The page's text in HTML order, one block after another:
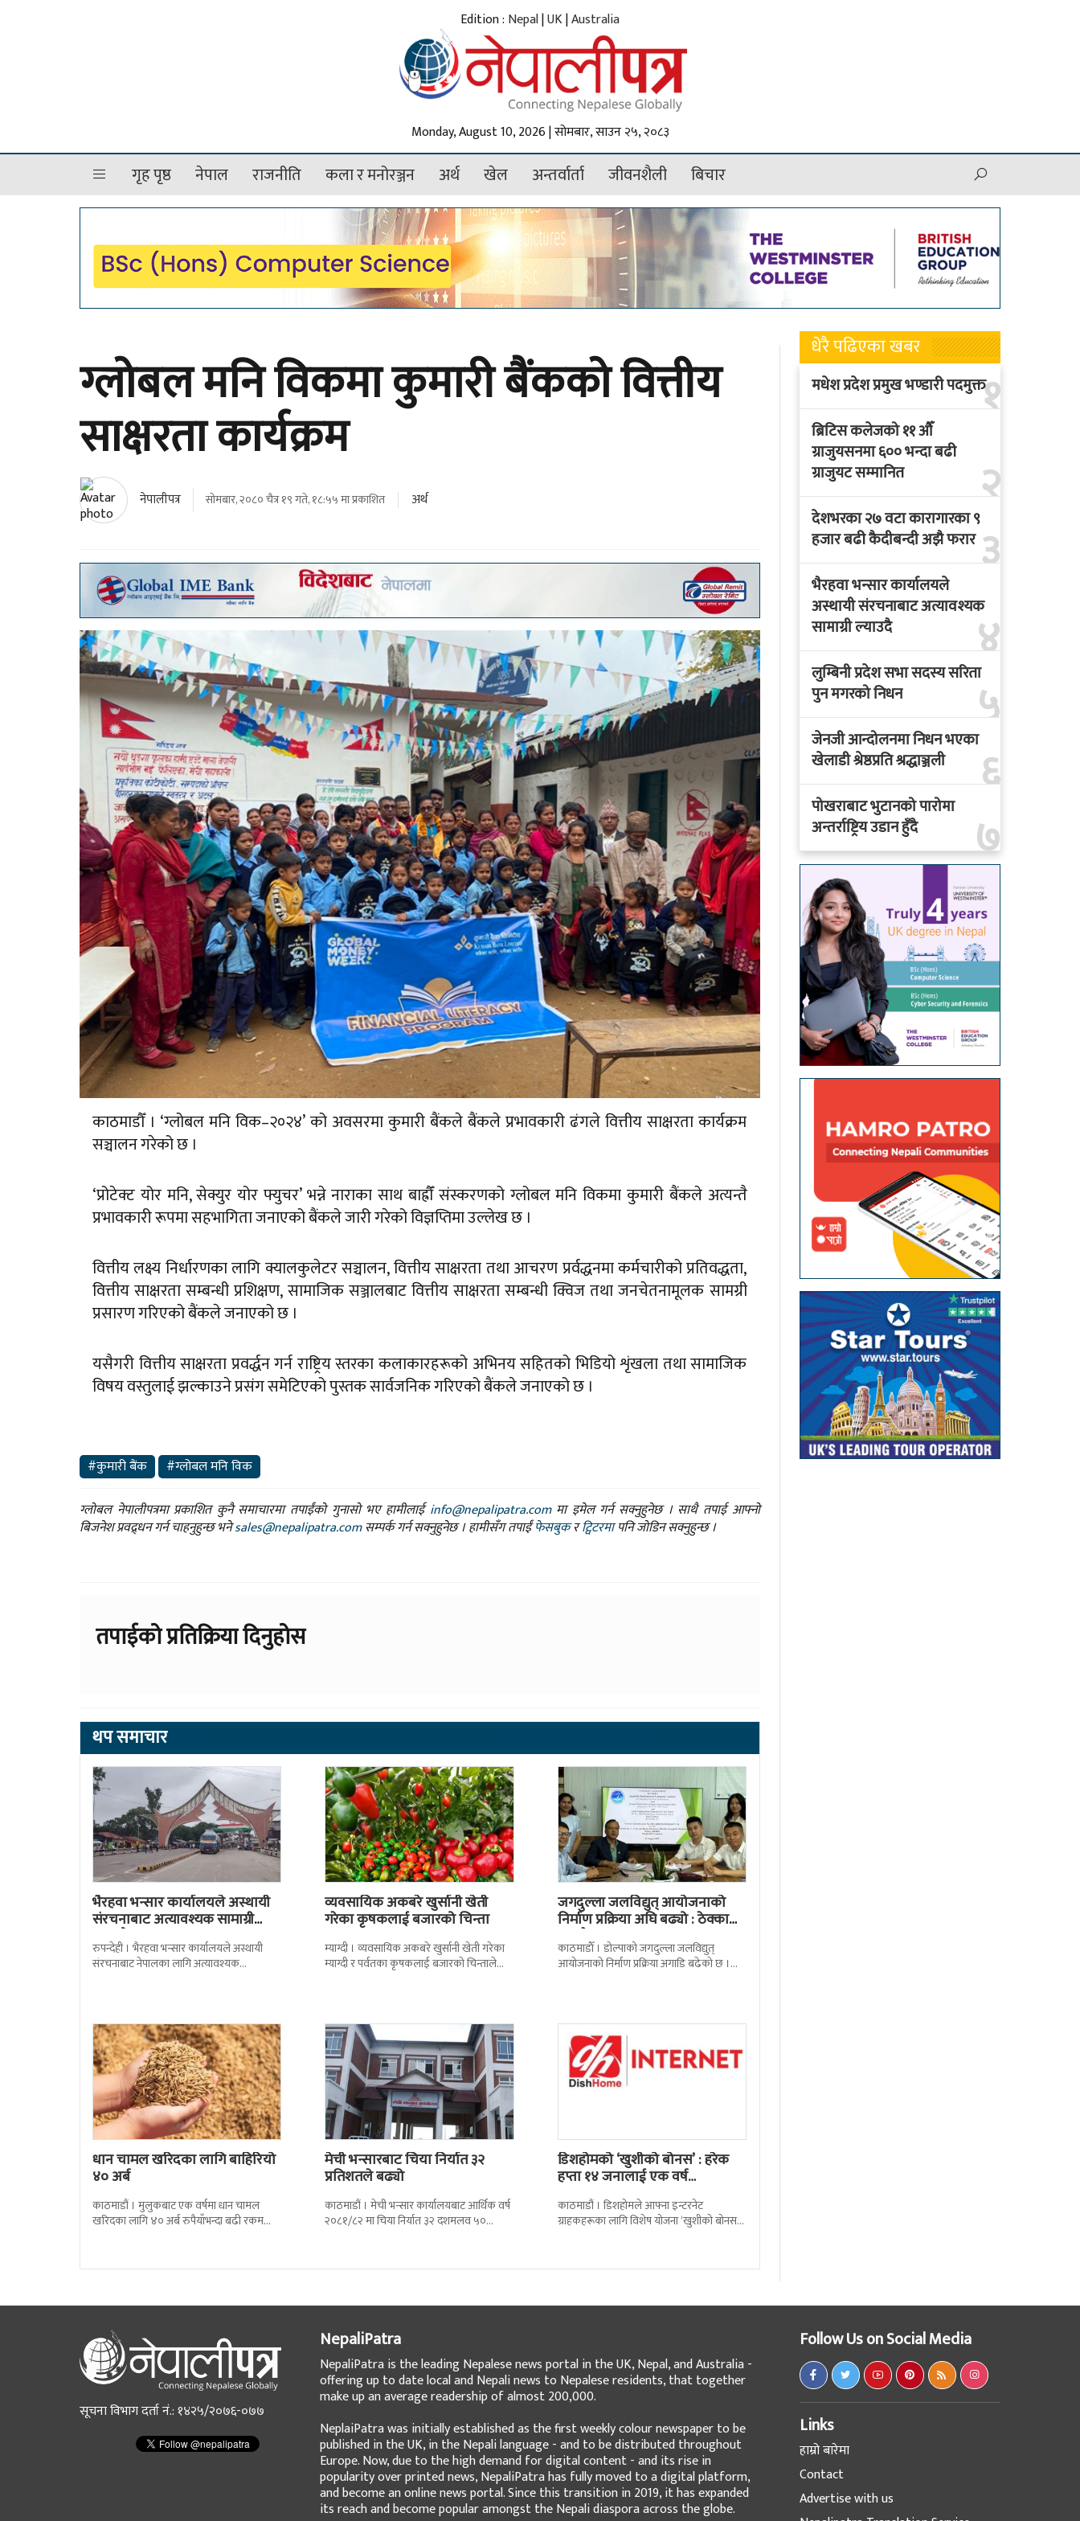
Edition : Nepal|UK|Australia
Monday, August 10, 2026 | सोमबार, साउन २५, २०८३
गृह पृष्ठ नेपाल राजनीति कला र मनोरञ्जन अर्थ खेल अन्तर्वार्ता जीवनशैली बिचार
ग्लोबल मनि विकमा कुमारी बैंकको वित्तीय
साक्षरता कार्यक्रम
नेपालीपत्र सोमबार, २०८० चैत्र १९ गते, १८:५५ मा प्रकाशित अर्थ
काठमाडौँ । ‘ग्लोबल मनि विक–२०२४’ को अवसरमा कुमारी बैंकले बैंकले प्रभावकारी ढंगले वित्तीय साक्षरता कार्यक्रम
सञ्चालन गरेको छ ।
‘प्रोटेक्ट योर मनि, सेक्युर योर फ्युचर’ भन्ने नाराका साथ बाह्रौँं संस्करणको ग्लोबल मनि विकमा कुमारी बैंकले अत्यन्तै
प्रभावकारी रूपमा सहभागिता जनाएको बैंकले जारी गरेको विज्ञप्तिमा उल्लेख छ ।
वित्तीय लक्ष्य निर्धारणका लागि क्यालकुलेटर सञ्चालन, वित्तीय साक्षरता तथा आचरण प्रर्वद्धनमा कर्मचारीको प्रतिवद्धता,
वित्तीय साक्षरता सम्बन्धी प्रशिक्षण, सामाजिक सञ्जालबाट वित्तीय साक्षरता सम्बन्धी क्विज तथा जनचेतनामूलक सामग्री
प्रसारण गरिएको बैंकले जनाएको छ ।
यसैगरी वित्तीय साक्षरता प्रवर्द्धन गर्न राष्ट्रिय स्तरका कलाकारहरूको अभिनय सहितको भिडियो शृंखला तथा सामाजिक
विषय वस्तुलाई झल्काउने प्रसंग समेटिएको पुस्तक सार्वजनिक गरिएको बैंकले जनाएको छ ।
#कुमारी बैंक
#ग्लोबल मनि विक
ग्लोबल नेपालीपत्रमा प्रकाशित कुनै समाचारमा तपाईंको गुनासो भए हामीलाईinfo@nepalipatra.comमा इमेल गर्न सक्नुहुनेछ । साथै तपाई आफ्नो
बिजनेश प्रवद्र्धन गर्न चाहनुहुन्छ भनेsales@nepalipatra.comसम्पर्क गर्न सक्नुहुनेछ । हामीसँग तपाईंफेसबुकरट्विटरमापनि जोडिन सक्नुहुन्छ ।
तपाईको प्रतिक्रिया दिनुहोस
थप समाचार
भैरहवा भन्सार कार्यालयले अस्थायी
संरचनाबाट अत्यावश्यक सामाग्री
ल्याउदै
रुपन्देही । भैरहवा भन्सार कार्यालयले अस्थायी
संरचनाबाट नेपालका लागि अत्यावश्यक
व्यवसायिक अकबरे खुर्सानी खेती
गरेका कृषकलाई बजारको चिन्ता
म्याग्दी । व्यवसायिक अकबरे खुर्सानी खेती गरेका
म्याग्दी र पर्वतका कृषकलाई बजारको चिन्ताले
जगदुल्ला जलविद्युत् आयोजनाको
निर्माण प्रक्रिया अघि बढ्यो : ठेक्का
सम्झौतामा…
काठमाडाैँ । डोल्पाको जगदुल्ला जलविद्युत्
आयोजनाको निर्माण प्रक्रिया अगाडि बढेको छ ।
धान चामल खरिदका लागि बाहिरियो
४० अर्ब
काठमाडौं । मुलुकबाट एक वर्षमा धान चामल
खरिदका लागि ४० अर्ब रुपैयाँभन्दा बढी रकम
मेची भन्सारबाट चिया निर्यात ३२
प्रतिशतले बढ्यो
काठमाडौं । मेची भन्सार कार्यालयबाट आर्थिक वर्ष
२०८१/८२ मा चिया निर्यात ३२ दशमलव ५०
डिशहोमको ‘खुशीको बोनस’ : हरेक
हप्ता १४ जनालाई एक वर्ष…
काठमाडौं । डिशहोमले आफ्ना इन्टरनेट
ग्राहकहरूका लागि विशेष योजना ‘खुशीको बोनस
धेरै पढिएका खबर
१
मधेश प्रदेश प्रमुख भण्डारी पदमुक्त
२
ब्रिटिस कलेजको ११ औँ
ग्राजुयसनमा ६०० भन्दा बढी
ग्राजुयट सम्मानित
३
देशभरका २७ वटा कारागारका ९
हजार बढी कैदीबन्दी अझै फरार
४
भैरहवा भन्सार कार्यालयले
अस्थायी संरचनाबाट अत्यावश्यक
सामाग्री ल्याउदै
५
लुम्बिनी प्रदेश सभा सदस्य सरिता
पुन मगरको निधन
६
जेनजी आन्दोलनमा निधन भएका
खेलाडी श्रेष्ठप्रति श्रद्धाञ्जली
७
पोखराबाट भुटानको पारोमा
अन्तर्राष्ट्रिय उडान हुँदै
सूचना विभाग दर्ता नं.: १४२५/२०७६-०७७
NepaliPatra
NepaliPatra is the leading Nepalese news portal in the UK, Nepal, and Australia -
offering up to date local and Nepali news to Nepalese residents, that together
make up an average readership of almost 200,000.
NeplaiPatra was initially established as the first weekly colour newspaper to be
published in the UK, in the Nepali language - and to be distributed throughout
Europe. Now, due to the high demand for digital content - and its rise in
popularity over printed news, NepaliPatra has fully moved to a digital platform,
and become an online news portal. Since this transition in 2019, it has expanded
its reach and become popular amongst the Nepali diaspora across the globe.
Follow Us on Social Media
Links
हाम्रो बारेमा
Contact
Advertise with us